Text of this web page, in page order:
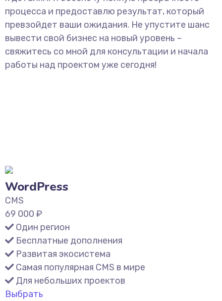
процесса и предоставлю результат, который
превзойдет ваши ожидания. Не упустите шанс
вывести свой бизнес на новый уровень –
свяжитесь со мной для консультации и начала
работы над проектом уже сегодня!
WordPress
CMS
69 000 ₽
Один регион
Бесплатные дополнения
Развитая экосистема
Самая популярная CMS в мире
Для небольших проектов
Выбрать